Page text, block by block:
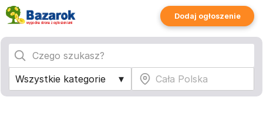
Dodaj ogłoszenie